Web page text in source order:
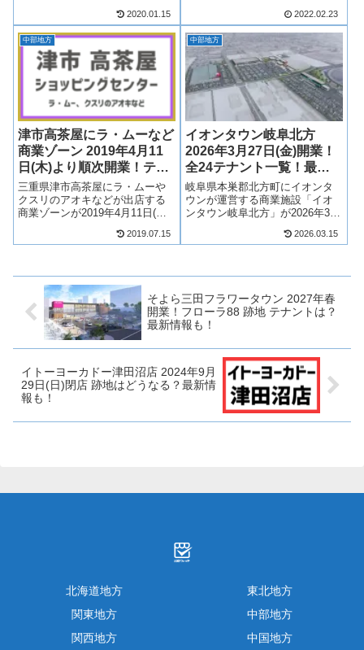
ウン各務原鵜沼には、ザ・ビッ
グを核に様々なジャンルのテナ
ントが28店舗が出店！テナント
は？アクセスは？そういった最
新...
2020.01.15
す！ファッション、雑貨、飲食
店、サービス店など21店舗が開
業し、リニューアルが完了しま
す！そんな、ラザウォーク甲
斐...
2022.02.23
中部地方
津市高茶屋にラ・ムーなど
商業ゾーン 2019年4月11
日(木)より順次開業！テナ
ントは？
三重県津市高茶屋にラ・ムーや
クスリのアオキなどが出店する
商業ゾーンが2019年4月11日(木)
リのアオキなど複数店舗が出店
施設になるのか、見ていきま
す！津高...
2019.07.15
中部地方
イオンタウン岐阜北方
2026年3月27日(金)開業！
全24テナント一覧！最新
情報も！
岐阜県本巣郡北方町にイオンタ
ウンが運営する商業施設「イオ
ンタウン岐阜北方」が2026年3月
ックランド 岐阜北方店は2023年
れた店舗を中心に、カ...
2026.03.15
そよら三田フラワータウン 2027年春
開業！フローラ88 跡地 テナントは？
最新情報も！
イトーヨーカドー津田沼店 2024年9月
29日(日)閉店 跡地はどうなる？最新情
報も！
北海道地方
東北地方
関東地方
中部地方
関西地方
中国地方